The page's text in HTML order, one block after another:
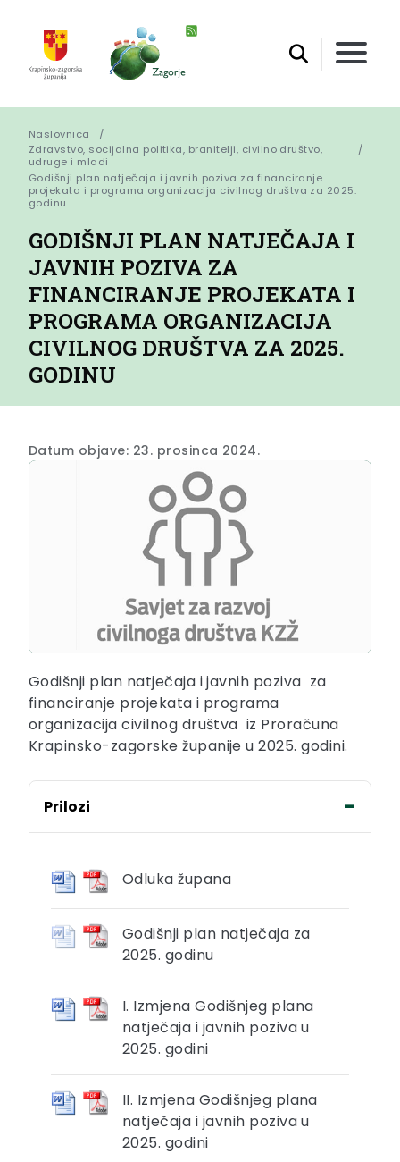
Naslovnica
Zdravstvo, socijalna politika, branitelji, civilno društvo,
udruge i mladi
Godišnji plan natječaja i javnih poziva za financiranje
projekata i programa organizacija civilnog društva za 2025.
godinu
GODIŠNJI PLAN NATJEČAJA I
JAVNIH POZIVA ZA
FINANCIRANJE PROJEKATA I
PROGRAMA ORGANIZACIJA
CIVILNOG DRUŠTVA ZA 2025.
GODINU
Datum objave: 23. prosinca 2024.
Godišnji plan natječaja i javnih poziva za
financiranje projekata i programa
organizacija civilnog društva iz Proračuna
Krapinsko-zagorske županije u 2025. godini.
Prilozi
Odluka župana
Godišnji plan natječaja za
2025. godinu
I. Izmjena Godišnjeg plana
natječaja i javnih poziva u
2025. godini
II. Izmjena Godišnjeg plana
natječaja i javnih poziva u
2025. godini